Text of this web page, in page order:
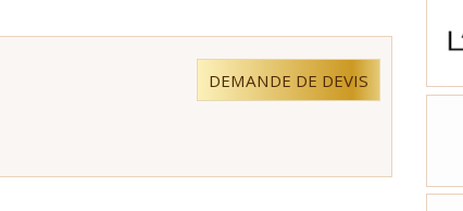
DEMANDE DE DEVIS